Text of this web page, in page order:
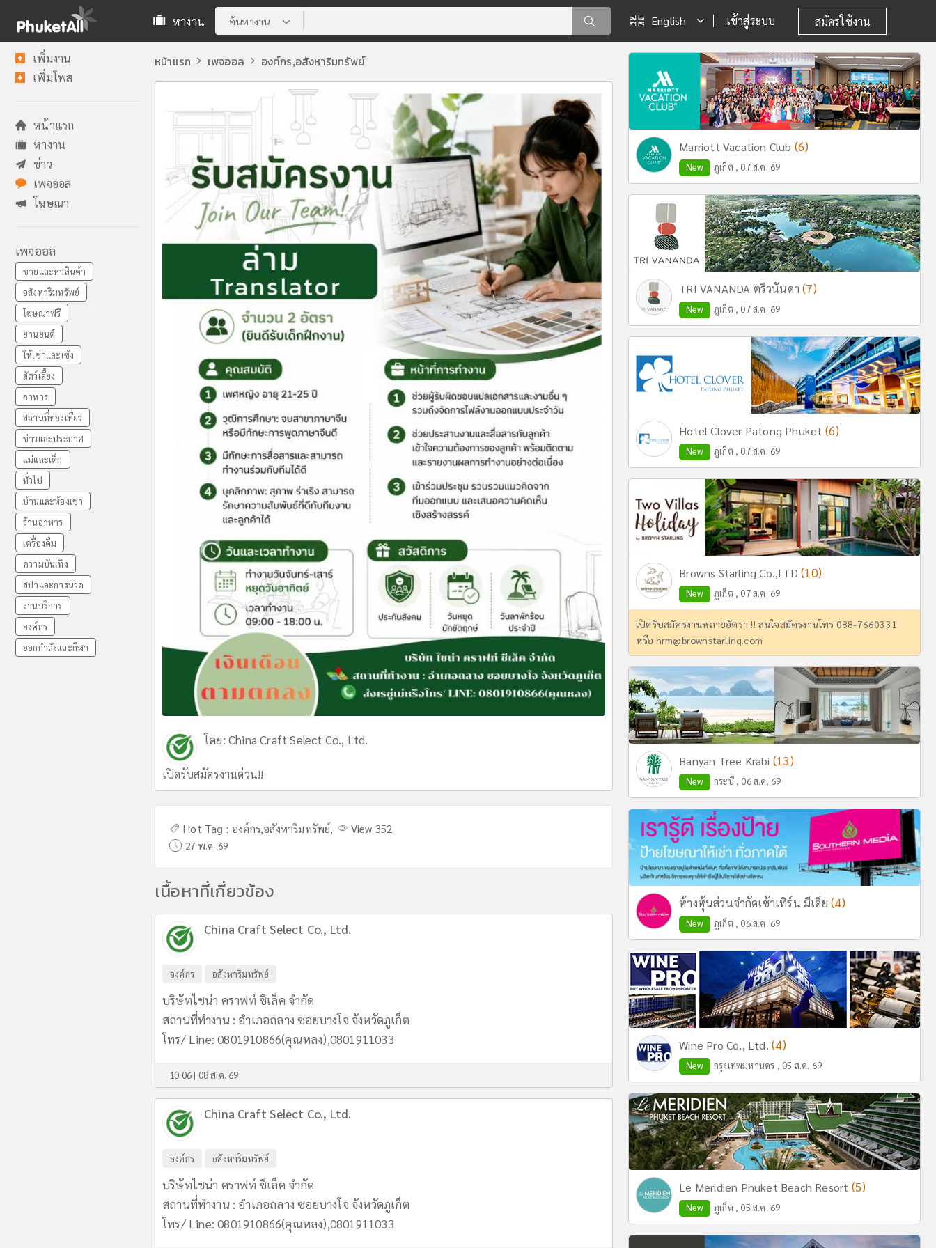
หางาน ค้นหางาน English เข้าสู่ระบบ สมัครใช้งาน
เพิ่มงาน
เพิ่มโพส
หน้าแรก
หางาน
ข่าว
เพจออล
โฆษณา
เพจออล
ขายและหาสินค้า
อสังหาริมทรัพย์
โฆษณาฟรี
ยานยนต์
ให้เช่าและเซ้ง
สัตว์เลี้ยง
อาหาร
สถานที่ท่องเที่ยว
ข่าวและประกาศ
แม่และเด็ก
ทั่วไป
บ้านและห้องเช่า
ร้านอาหาร
เครื่องดื่ม
ความบันเทิง
สปาและการนวด
งานบริการ
องค์กร
ออกกำลังและกีฬา
หน้าแรก เพจออล องค์กร,อสังหาริมทรัพย์
โดย: China Craft Select Co., Ltd.
เปิดรับสมัครงานด่วน!!
Hot Tag : องค์กร,อสังหาริมทรัพย์, View 352
27 พ.ค. 69
เนื้อหาที่เกี่ยวข้อง
China Craft Select Co., Ltd.
องค์กร อสังหาริมทรัพย์
บริษัทไชน่า คราฟท์ ซีเล็ค จำกัด
สถานที่ทำงาน : อำเภอถลาง ซอยบางโจ จังหวัดภูเก็ต
โทร/ Line: 0801910866(คุณหลง),0801911033
10:06 | 08 ส.ค. 69
China Craft Select Co., Ltd.
องค์กร อสังหาริมทรัพย์
บริษัทไชน่า คราฟท์ ซีเล็ค จำกัด
สถานที่ทำงาน : อำเภอถลาง ซอยบางโจ จังหวัดภูเก็ต
โทร/ Line: 0801910866(คุณหลง),0801911033
Marriott Vacation Club (6)
New ภูเก็ต , 07 ส.ค. 69
TRI VANANDA ตรีวนันดา(7)
New ภูเก็ต , 07 ส.ค. 69
Hotel Clover Patong Phuket (6)
New ภูเก็ต , 07 ส.ค. 69
Browns Starling Co.,LTD(10)
New ภูเก็ต , 07 ส.ค. 69
เปิดรับสมัครงานหลายอัตรา !! สนใจสมัครงานโทร 088-7660331
หรือ hrm@brownstarling.com
Banyan Tree Krabi (13)
New กระบี่ , 06 ส.ค. 69
ห้างหุ้นส่วนจำกัดเซ้าเทิร์น มีเดีย(4)
New ภูเก็ต , 06 ส.ค. 69
Wine Pro Co., Ltd.(4)
New กรุงเทพมหานคร , 05 ส.ค. 69
Le Meridien Phuket Beach Resort (5)
New ภูเก็ต , 05 ส.ค. 69